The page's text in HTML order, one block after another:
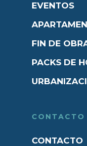
EVENTOS
FIN DE
PACKS DE
CONTACTO
CONTACTO